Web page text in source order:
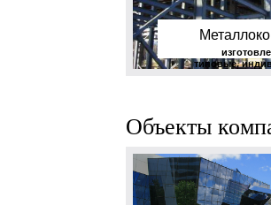
типовые,
Объекты